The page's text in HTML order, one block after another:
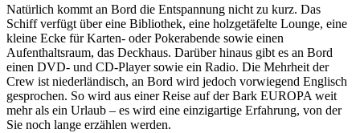
Natürlich kommt an Bord die Entspannung nicht zu kurz. Das
Schiff verfügt über eine Bibliothek, eine holzgetäfelte Lounge, eine
kleine Ecke für Karten- oder Pokerabende sowie einen
Aufenthaltsraum, das Deckhaus. Darüber hinaus gibt es an Bord
einen DVD- und CD-Player sowie ein Radio. Die Mehrheit der
Crew ist niederländisch, an Bord wird jedoch vorwiegend Englisch
gesprochen. So wird aus einer Reise auf der Bark EUROPA weit
mehr als ein Urlaub – es wird eine einzigartige Erfahrung, von der
Sie noch lange erzählen werden.